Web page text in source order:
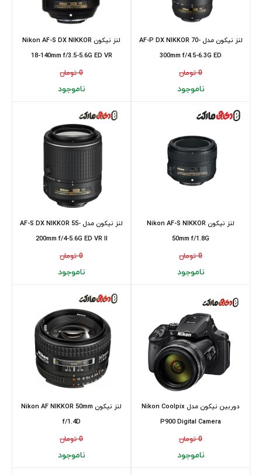
لنز نیکون Nikon AF-S DX NIKKOR
18-140mm f/3.5-5.6G ED VR
0 تومان
ناموجود
لنز نیکون مدل AF-P DX NIKKOR 70-
300mm f/4.5-6.3G ED
0 تومان
ناموجود
لنز نیکون مدل AF-S DX NIKKOR 55-
200mm f/4-5.6G ED VR II
0 تومان
ناموجود
لنز نیکون Nikon AF-S NIKKOR
50mm f/1.8G
0 تومان
ناموجود
لنز نیکون Nikon AF NIKKOR 50mm
f/1.4D
0 تومان
ناموجود
دوربین نیکون مدل Nikon Coolpix
P900 Digital Camera
0 تومان
ناموجود